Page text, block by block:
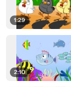
1:29
2:10